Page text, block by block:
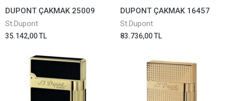
DUPONT ÇAKMAK 25009
St.Dupont
35.142,00 TL
DUPONT ÇAKMAK 16457
St.Dupont
83.736,00 TL